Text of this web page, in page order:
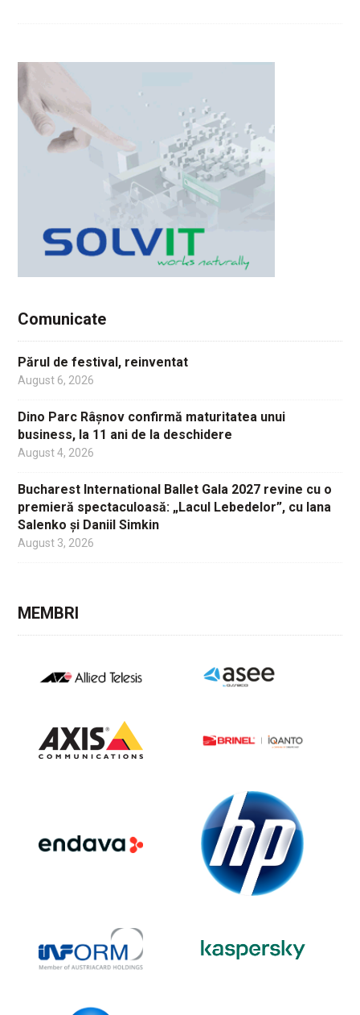
Comunicate
Părul de festival, reinventat
August 6, 2026
Dino Parc Râșnov confirmă maturitatea unui
business, la 11 ani de la deschidere
August 4, 2026
Bucharest International Ballet Gala 2027 revine cu o
premieră spectaculoasă: „Lacul Lebedelor”, cu Iana
Salenko și Daniil Simkin
August 3, 2026
MEMBRI